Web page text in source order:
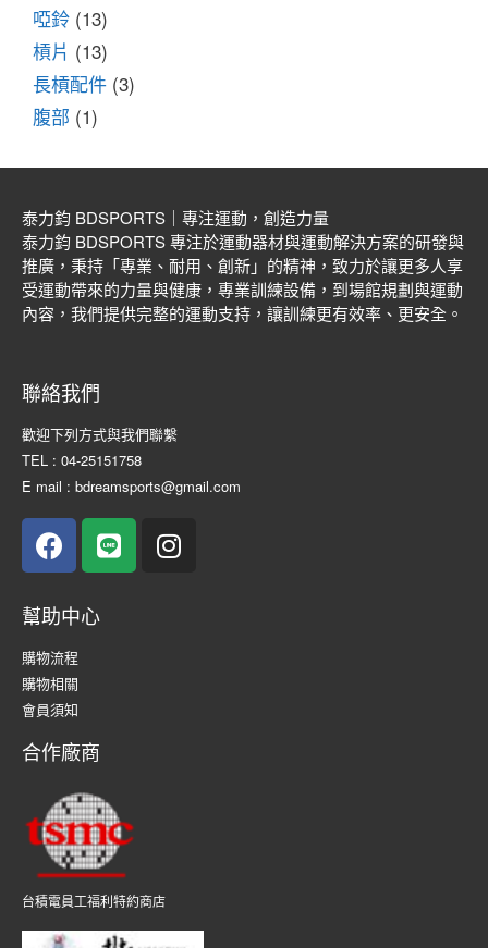
啞鈴 (13)
槓片 (13)
長槓配件 (3)
腹部 (1)
泰力鈞 BDSPORTS｜專注運動，創造力量
泰力鈞 BDSPORTS 專注於運動器材與運動解決方案的研發與
推廣，秉持「專業、耐用、創新」的精神，致力於讓更多人享
受運動帶來的力量與健康，專業訓練設備，到場館規劃與運動
內容，我們提供完整的運動支持，讓訓練更有效率、更安全。
聯絡我們
歡迎下列方式與我們聯繫
TEL : 04-25151758
E mail : bdreamsports@gmail.com
幫助中心
購物流程
購物相關
會員須知
合作廠商
台積電員工福利特約商店